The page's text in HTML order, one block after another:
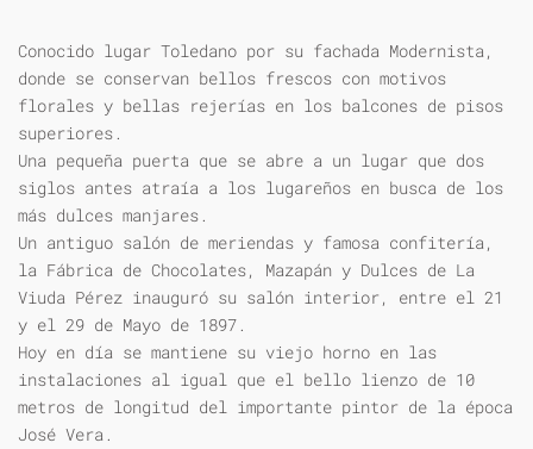
Conocido lugar Toledano por su fachada Modernista,
donde se conservan bellos frescos con motivos
florales y bellas rejerías en los balcones de pisos
superiores.
Una pequeña puerta que se abre a un lugar que dos
siglos antes atraía a los lugareños en busca de los
más dulces manjares.
Un antiguo salón de meriendas y famosa confitería,
la Fábrica de Chocolates, Mazapán y Dulces de La
Viuda Pérez inauguró su salón interior, entre el 21
y el 29 de Mayo de 1897.
Hoy en día se mantiene su viejo horno en las
instalaciones al igual que el bello lienzo de 10
metros de longitud del importante pintor de la época
José Vera.